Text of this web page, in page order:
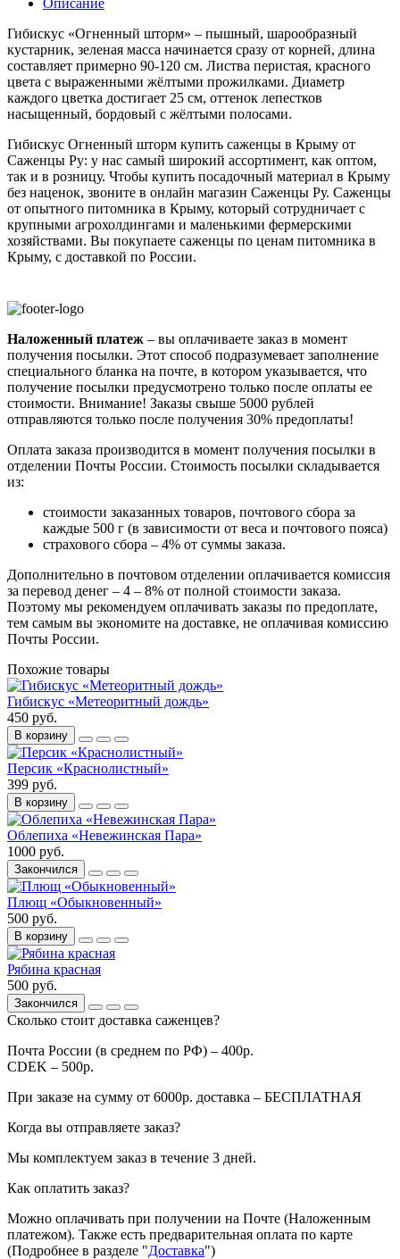
Гибискус «Огненный шторм» – пышный, шарообразный
кустарник, зеленая масса начинается сразу от корней, длина
составляет примерно 90-120 см. Листва перистая, красного
цвета с выраженными жёлтыми прожилками. Диаметр
каждого цветка достигает 25 см, оттенок лепестков
насыщенный, бордовый с жёлтыми полосами.
Гибискус Огненный шторм купить саженцы в Крыму от
Саженцы Ру: у нас самый широкий ассортимент, как оптом,
так и в розницу. Чтобы купить посадочный материал в Крыму
без наценок, звоните в онлайн магазин Саженцы Ру. Саженцы
от опытного питомника в Крыму, который сотрудничает с
крупными агрохолдингами и маленькими фермерскими
хозяйствами. Вы покупаете саженцы по ценам питомника в
Крыму, с доставкой по России.
Наложенный платеж – вы оплачиваете заказ в момент
получения посылки. Этот способ подразумевает заполнение
специального бланка на почте, в котором указывается, что
получение посылки предусмотрено только после оплаты ее
стоимости. Внимание! Заказы свыше 5000 рублей
отправляются только после получения 30% предоплаты!
Оплата заказа производится в момент получения посылки в
отделении Почты России. Стоимость посылки складывается
из:
стоимости заказанных товаров, почтового сбора за
каждые 500 г (в зависимости от веса и почтового пояса)
страхового сбора – 4% от суммы заказа.
Дополнительно в почтовом отделении оплачивается комиссия
за перевод денег – 4 – 8% от полной стоимости заказа.
Поэтому мы рекомендуем оплачивать заказы по предоплате,
тем самым вы экономите на доставке, не оплачивая комиссию
Почты России.
Похожие товары
Гибискус «Метеоритный дождь»
450 руб.
В корзину
Персик «Краснолистный»
399 руб.
В корзину
Облепиха «Невежинская Пара»
1000 руб.
Закончился
Плющ «Обыкновенный»
500 руб.
В корзину
Рябина красная
500 руб.
Закончился
Сколько стоит доставка саженцев?
Почта России (в среднем по РФ) – 400р.
CDEK – 500р.
При заказе на сумму от 6000р. доставка – БЕСПЛАТНАЯ
Когда вы отправляете заказ?
Мы комплектуем заказ в течение 3 дней.
Как оплатить заказ?
Можно оплачивать при получении на Почте (Наложенным
платежом). Также есть предварительная оплата по карте
(Подробнее в разделе "Доставка")